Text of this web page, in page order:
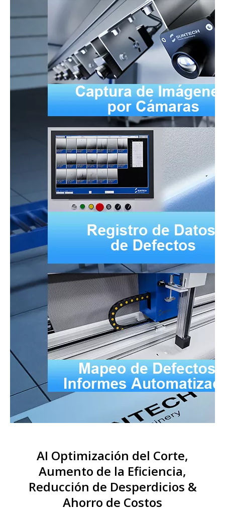
AI Optimización del Corte,
Aumento de la Eficiencia,
Reducción de Desperdicios &
Ahorro de Costos